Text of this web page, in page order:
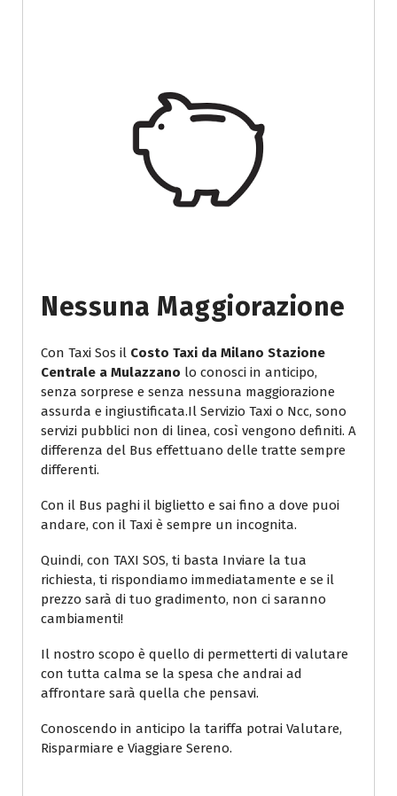
Nessuna Maggiorazione
Con Taxi Sos il Costo Taxi da Milano Stazione
Centrale a Mulazzano lo conosci in anticipo,
senza sorprese e senza nessuna maggiorazione
assurda e ingiustificata.Il Servizio Taxi o Ncc, sono
servizi pubblici non di linea, così vengono definiti. A
differenza del Bus effettuano delle tratte sempre
differenti.
Con il Bus paghi il biglietto e sai fino a dove puoi
andare, con il Taxi è sempre un incognita.
Quindi, con TAXI SOS, ti basta Inviare la tua
richiesta, ti rispondiamo immediatamente e se il
prezzo sarà di tuo gradimento, non ci saranno
cambiamenti!
Il nostro scopo è quello di permetterti di valutare
con tutta calma se la spesa che andrai ad
affrontare sarà quella che pensavi.
Conoscendo in anticipo la tariffa potrai Valutare,
Risparmiare e Viaggiare Sereno.